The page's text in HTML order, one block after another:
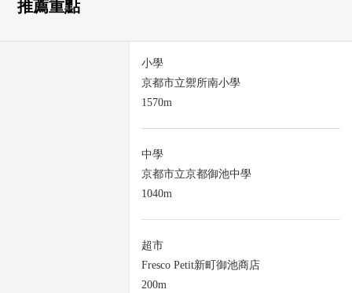
推薦重點
小學
京都市立禦所南小學
1570m
中學
京都市立京都御池中學
1040m
超市
Fresco Petit新町御池商店
200m